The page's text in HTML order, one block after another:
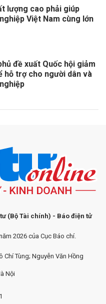
lượng cao phải giúp
Việt Nam cùng lớn
đề xuất Quốc hội giảm
hỗ trợ cho người dân và
(Bộ Tài chính) - Báo điện tử
2026 của Cục Báo chí.
Chí Tùng; Nguyễn Văn Hồng
Nội